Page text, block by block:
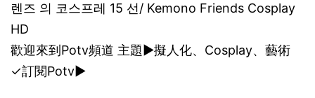
렌즈 의 코스프레 15 선/ Kemono Friends Cosplay
HD
歡迎來到Potv頻道 主題▶擬人化、Cosplay、藝術
✓訂閱Potv▶